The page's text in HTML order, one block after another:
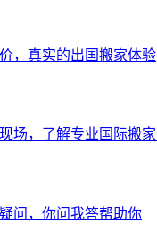
，真实的出国搬家体验
场，了解专业国际搬
问，你问我答帮助你